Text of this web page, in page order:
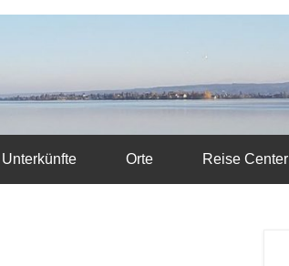
Unterkünfte Orte Reise Center